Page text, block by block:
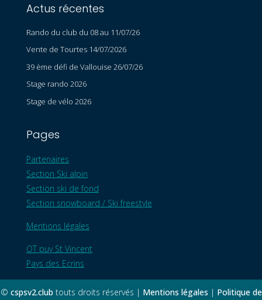
Actus récentes
Rando du club du 08 au 11/07/26
Vente de Tourtes 14/07/2026
39 ème défi de Vallouise 26/07/26
Stage rando 2026
Stage de vélo 2026
Pages
Partenaires
Section Ski alpin
Section ski de fond
Section snowboard / Ski freestyle
Mentions légales
OT puy St Vincent
Pays des Ecrins
© cspsv2.club touts droits réservés | Mentions légales | Politique de